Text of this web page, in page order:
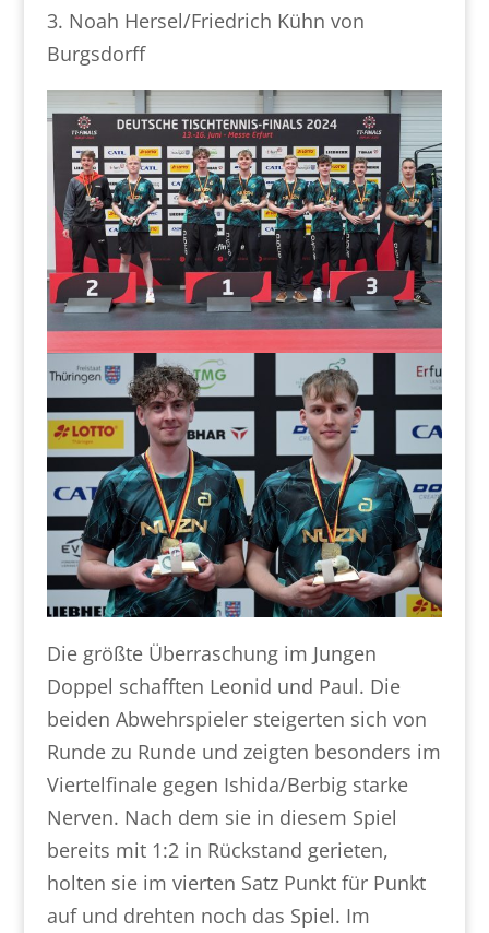
3. Noah Hersel/Friedrich Kühn von
Burgsdorff
Die größte Überraschung im Jungen
Doppel schafften Leonid und Paul. Die
beiden Abwehrspieler steigerten sich von
Runde zu Runde und zeigten besonders im
Viertelfinale gegen Ishida/Berbig starke
Nerven. Nach dem sie in diesem Spiel
bereits mit 1:2 in Rückstand gerieten,
holten sie im vierten Satz Punkt für Punkt
auf und drehten noch das Spiel. Im